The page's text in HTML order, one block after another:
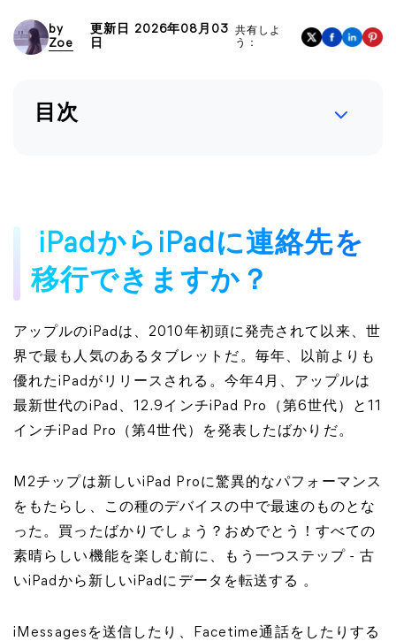
by
Zoe
更新日 2026年08月03
日
共有しよ
う：
目次
iPadからiPadに連絡先を
移行できますか？
アップルのiPadは、2010年初頭に発売されて以来、世
界で最も人気のあるタブレットだ。毎年、以前よりも
優れたiPadがリリースされる。今年4月、アップルは
最新世代のiPad、12.9インチiPad Pro（第6世代）と11
インチiPad Pro（第4世代）を発表したばかりだ。
M2チップは新しいiPad Proに驚異的なパフォーマンス
をもたらし、この種のデバイスの中で最速のものとな
った。買ったばかりでしょう？おめでとう！すべての
素晴らしい機能を楽しむ前に、もう一つステップ - 古
いiPadから新しいiPadにデータを転送する 。
iMessagesを送信したり、Facetime通話をしたりする